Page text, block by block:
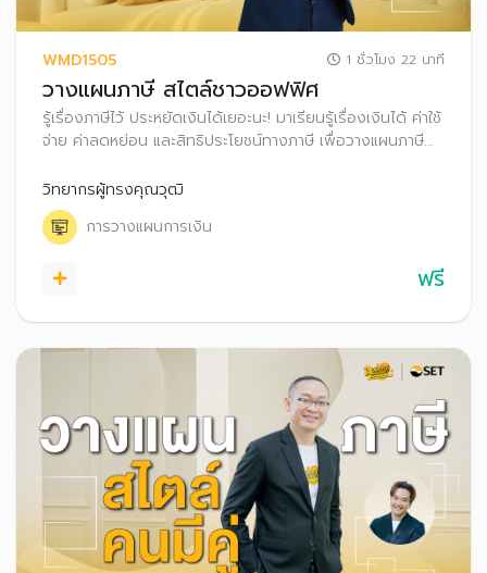
WMD1505 1 ชั่วโมง 22 นาที
วางแผนภาษี สไตล์ชาวออฟฟิศ
รู้เรื่องภาษีไว้ ประหยัดเงินได้เยอะนะ! มาเรียนรู้เรื่องเงินได้ ค่าใช้
จ่าย ค่าลดหย่อน และสิทธิประโยชน์ทางภาษี เพื่อวางแผนภาษี
วิทยากรผู้ทรงคุณวุฒิ
การวางแผนการเงิน
ฟรี